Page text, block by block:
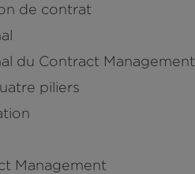
de contrat
du Contract Management
piliers
Management